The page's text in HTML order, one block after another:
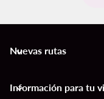
Nuevas rutas
keyboard_arrow_down
Información para tu
keyboard_arrow_down